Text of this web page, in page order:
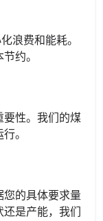
浪费和能耗。
约。
性。我们的煤
。
的具体要求量
是产能，我们